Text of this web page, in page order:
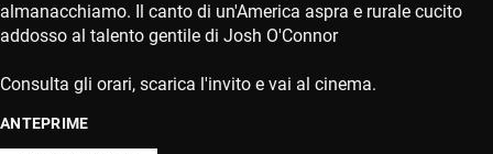
almanacchiamo. Il canto di un'America aspra e rurale cucito
addosso al talento gentile di Josh O'Connor
Consulta gli orari, scarica l'invito e vai al cinema.
ANTEPRIME